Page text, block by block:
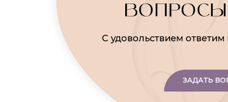
С удовольствием ответим
ЗАДАТЬ